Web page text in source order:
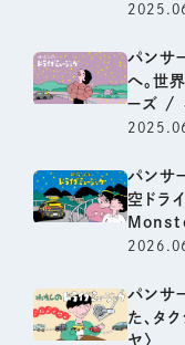
パンサ
へ。世
ーズ /
パンサ
空ドラ
パンサ
た、タ
ヤ〉